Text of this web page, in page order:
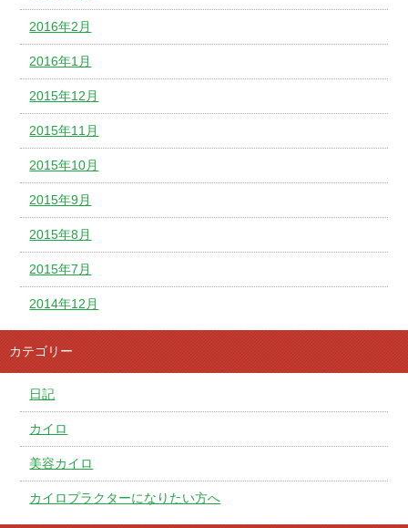
2016年2月
2016年1月
2015年12月
2015年11月
2015年10月
2015年9月
2015年8月
2015年7月
2014年12月
カテゴリー
日記
カイロ
美容カイロ
カイロプラクターになりたい方へ